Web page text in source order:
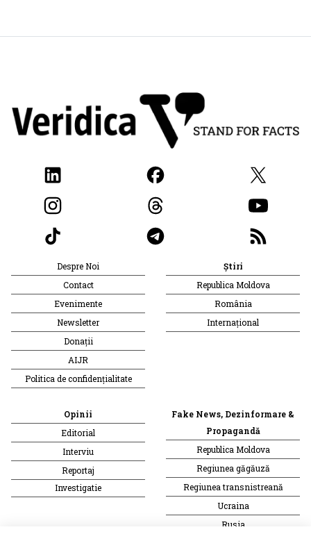
Despre Noi
Contact
Evenimente
Newsletter
Donații
AIJR
Politica de confidențialitate
Știri
Republica Moldova
România
Internațional
Opinii
Editorial
Interviu
Reportaj
Investigatie
Fake News, Dezinformare &
Propagandă
Republica Moldova
Regiunea găgăuză
Regiunea transnistreană
Ucraina
Rusia